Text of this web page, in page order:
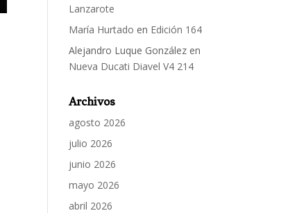
Lanzarote
María Hurtado en Edición 164
Alejandro Luque González en
Nueva Ducati Diavel V4 214
Archivos
agosto 2026
julio 2026
junio 2026
mayo 2026
abril 2026